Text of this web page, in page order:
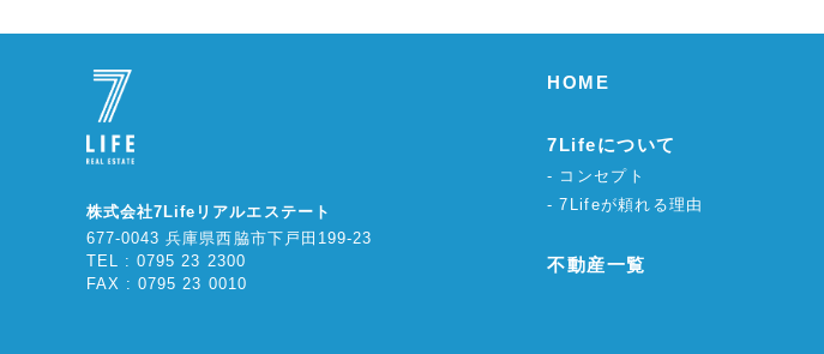
株式会社7Lifeリアルエステート
677-0043 兵庫県西脇市下戸田199-23
TEL : 0795 23 2300
FAX : 0795 23 0010
HOME
7Lifeについて
コンセプト
7Lifeが頼れる理由
不動産一覧